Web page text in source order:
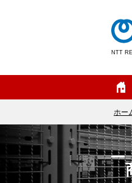
NTT
ホー